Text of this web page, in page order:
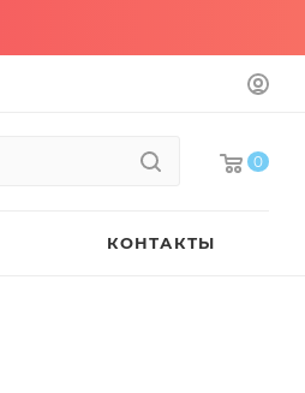
0
КОНТАКТЫ